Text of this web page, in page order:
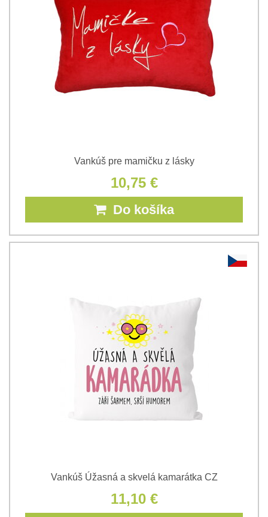
Vankúš pre mamičku z lásky
10,75 €
Do košíka
Vankúš Úžasná a skvelá kamarátka CZ
11,10 €